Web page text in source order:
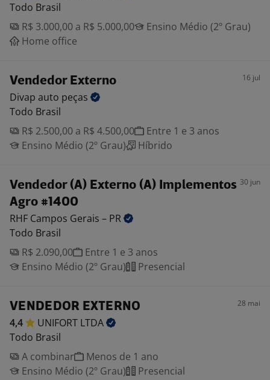
Todo Brasil
R$ 3.000,00 a R$ 5.000,00
Ensino Médio (2º Grau)
Home office
Vendedor Externo 16 jul
Divap auto peças
Todo Brasil
R$ 2.500,00 a R$ 4.500,00
Entre 1 e 3 anos
Ensino Médio (2º Grau)
Híbrido
Vendedor (A) Externo (A) Implementos
Agro #1400
30 jun
RHF Campos Gerais – PR
Todo Brasil
R$ 2.090,00
Entre 1 e 3 anos
Ensino Médio (2º Grau)
Presencial
VENDEDOR EXTERNO 28 mai
4,4 UNIFORT LTDA
Todo Brasil
A combinar
Menos de 1 ano
Ensino Médio (2º Grau)
Presencial